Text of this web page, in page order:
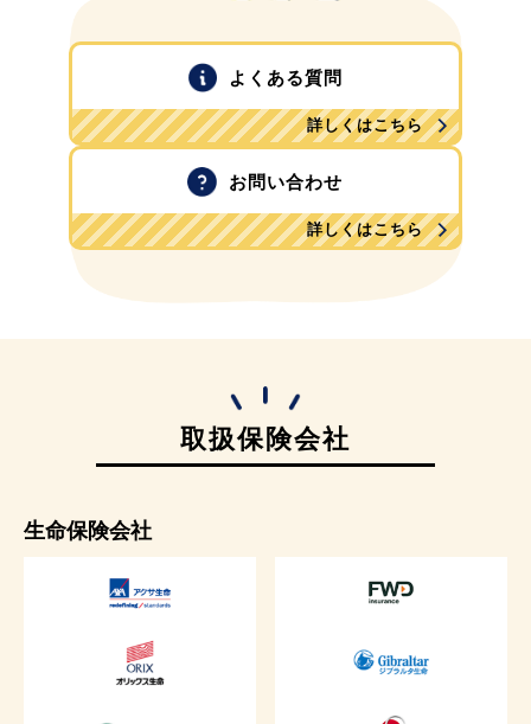
よくある質問
詳しくはこちら
お問い合わせ
詳しくはこちら
取扱保険会社
生命保険会社